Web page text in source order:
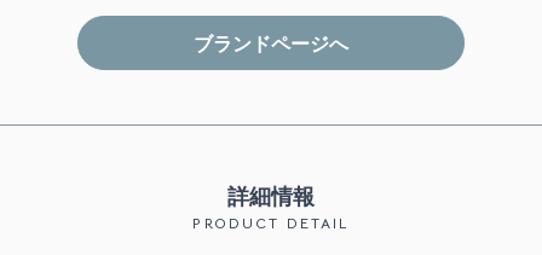
ブランドページへ
詳細情報
PRODUCT DETAIL